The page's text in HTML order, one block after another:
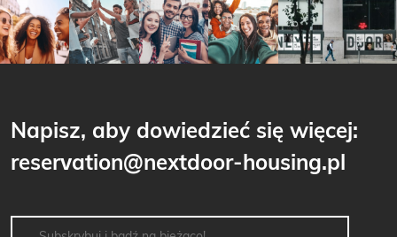
Napisz, aby dowiedzieć się więcej:
reservation@nextdoor-housing.pl